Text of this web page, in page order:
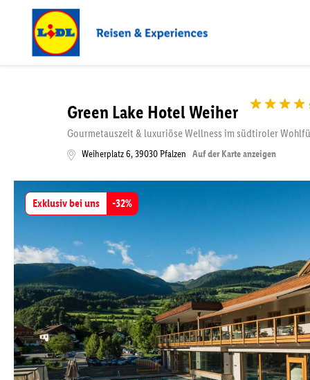
Green Lake Hotel Weiher
Gourmetauszeit & luxuriöse Wellness im südtiroler
Weiherplatz 6,39030Pfalzen Auf der Karte anzeigen
Exklusiv bei uns -32%